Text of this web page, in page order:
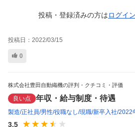
投稿・登録済みの方はログイン
投稿日： 2022/03/15
0
株式会社豊田自動織機の評判・クチコミ・評価
良い点 年収・給与制度・待遇
製造 正社員 男性 役職なし 現職 新卒入社 2022
3.5